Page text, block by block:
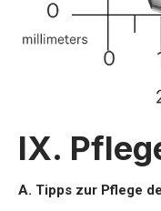
IX.
A. Tipps zur Pflege